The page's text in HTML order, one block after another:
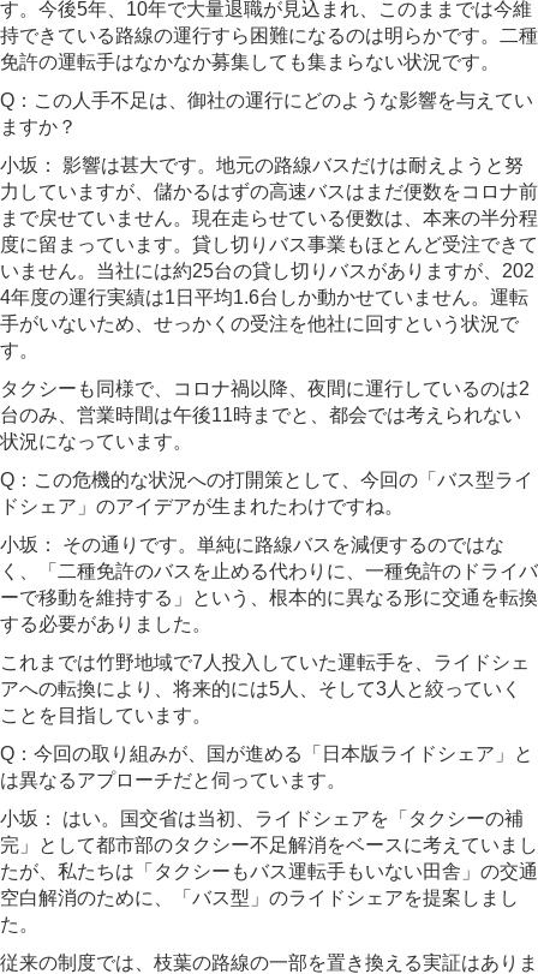
す。今後5年、10年で大量退職が見込まれ、このままでは今維
持できている路線の運行すら困難になるのは明らかです。二種
免許の運転手はなかなか募集しても集まらない状況です。
Q：この人手不足は、御社の運行にどのような影響を与えてい
ますか？
小坂：
影響は甚大です。地元の路線バスだけは耐えようと努
力していますが、儲かるはずの高速バスはまだ便数をコロナ前
まで戻せていません。現在走らせている便数は、本来の半分程
度に留まっています。貸し切りバス事業もほとんど受注できて
いません。当社には約25台の貸し切りバスがありますが、202
4年度の運行実績は1日平均1.6台しか動かせていません。運転
手がいないため、せっかくの受注を他社に回すという状況で
す。
タクシーも同様で、コロナ禍以降、夜間に運行しているのは2
台のみ、営業時間は午後11時までと、都会では考えられない
状況になっています。
Q：この危機的な状況への打開策として、今回の「バス型ライ
ドシェア」のアイデアが生まれたわけですね。
小坂：
その通りです。単純に路線バスを減便するのではな
く、「二種免許のバスを止める代わりに、一種免許のドライバ
ーで移動を維持する」という、根本的に異なる形に交通を転換
する必要がありました。
これまでは竹野地域で7人投入していた運転手を、ライドシェ
アへの転換により、将来的には5人、そして3人と絞っていく
ことを目指しています。
Q：今回の取り組みが、国が進める「日本版ライドシェア」と
は異なるアプローチだと伺っています。
小坂：
はい。国交省は当初、ライドシェアを「タクシーの補
完」として都市部のタクシー不足解消をベースに考えていまし
たが、私たちは「タクシーもバス運転手もいない田舎」の交通
空白解消のために、「バス型」のライドシェアを提案しまし
た。
従来の制度では、枝葉の路線の一部を置き換える実証はありま